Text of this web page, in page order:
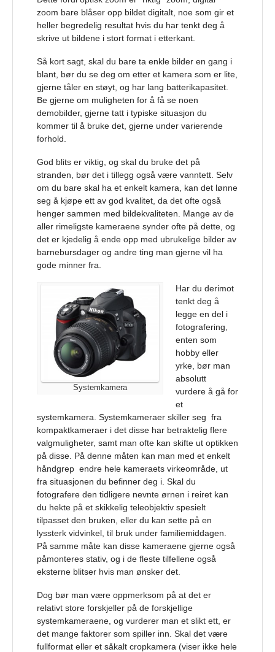
zoom bare blåser opp bildet digitalt, noe som gir et
heller begredelig resultat hvis du har tenkt deg å
skrive ut bildene i stort format i etterkant.
Så kort sagt, skal du bare ta enkle bilder en gang i
blant, bør du se deg om etter et kamera som er lite,
gjerne tåler en støyt, og har lang batterikapasitet.
Be gjerne om muligheten for å få se noen
demobilder, gjerne tatt i typiske situasjon du
kommer til å bruke det, gjerne under varierende
forhold.
God blits er viktig, og skal du bruke det på
stranden, bør det i tillegg også være vanntett. Selv
om du bare skal ha et enkelt kamera, kan det lønne
seg å kjøpe ett av god kvalitet, da det ofte også
henger sammen med bildekvaliteten. Mange av de
aller rimeligste kameraene synder ofte på dette, og
det er kjedelig å ende opp med ubrukelige bilder av
barnebursdager og andre ting man gjerne vil ha
gode minner fra.
Systemkamera
Har du derimot
tenkt deg å
legge en del i
fotografering,
enten som
hobby eller
yrke, bør man
absolutt
vurdere å gå for
et
systemkamera. Systemkameraer skiller seg fra
kompaktkameraer i det disse har betraktelig flere
valgmuligheter, samt man ofte kan skifte ut optikken
på disse. På denne måten kan man med et enkelt
håndgrep endre hele kameraets virkeområde, ut
fra situasjonen du befinner deg i. Skal du
fotografere den tidligere nevnte ørnen i reiret kan
du hekte på et skikkelig teleobjektiv spesielt
tilpasset den bruken, eller du kan sette på en
lyssterk vidvinkel, til bruk under familiemiddagen.
På samme måte kan disse kameraene gjerne også
påmonteres stativ, og i de fleste tilfellene også
eksterne blitser hvis man ønsker det.
Dog bør man være oppmerksom på at det er
relativt store forskjeller på de forskjellige
systemkameraene, og vurderer man et slikt ett, er
det mange faktorer som spiller inn. Skal det være
fullformat eller et såkalt cropkamera (viser ikke hele